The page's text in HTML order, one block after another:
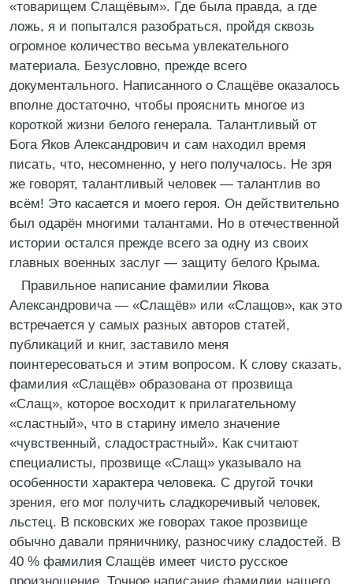
«товарищем Слащёвым». Где была правда, а где
ложь, я и попытался разобраться, пройдя сквозь
огромное количество весьма увлекательного
материала. Безусловно, прежде всего
документального. Написанного о Слащёве оказалось
вполне достаточно, чтобы прояснить многое из
короткой жизни белого генерала. Талантливый от
Бога Яков Александрович и сам находил время
писать, что, несомненно, у него получалось. Не зря
же говорят, талантливый человек — талантлив во
всём! Это касается и моего героя. Он действительно
был одарён многими талантами. Но в отечественной
истории остался прежде всего за одну из своих
главных военных заслуг — защиту белого Крыма.
Правильное написание фамилии Якова
Александровича — «Слащёв» или «Слащов», как это
встречается у самых разных авторов статей,
публикаций и книг, заставило меня
поинтересоваться и этим вопросом. К слову сказать,
фамилия «Слащёв» образована от прозвища
«Слащ», которое восходит к прилагательному
«сластный», что в старину имело значение
«чувственный, сладострастный». Как считают
специалисты, прозвище «Слащ» указывало на
особенности характера человека. С другой точки
зрения, его мог получить сладкоречивый человек,
льстец. В псковских же говорах такое прозвище
обычно давали пряничнику, разносчику сладостей. В
40 % фамилия Слащёв имеет чисто русское